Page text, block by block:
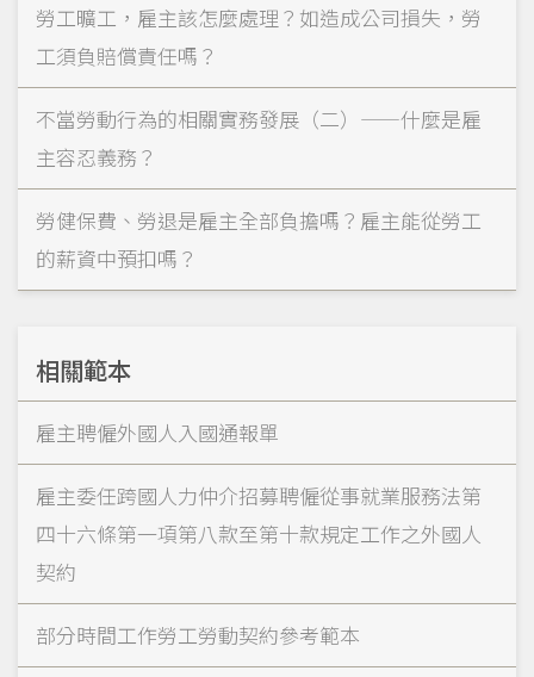
勞工曠工，雇主該怎麼處理？如造成公司損失，勞
工須負賠償責任嗎？
不當勞動行為的相關實務發展（二）——什麼是雇
主容忍義務？
勞健保費、勞退是雇主全部負擔嗎？雇主能從勞工
的薪資中預扣嗎？
相關範本
雇主聘僱外國人入國通報單
雇主委任跨國人力仲介招募聘僱從事就業服務法第
四十六條第一項第八款至第十款規定工作之外國人
契約
部分時間工作勞工勞動契約參考範本